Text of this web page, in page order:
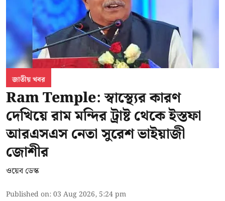
জাতীয় খবর
Ram Temple: স্বাস্থ্যের কারণ
দেখিয়ে রাম মন্দির ট্রাষ্ট থেকে ইস্তফা
আরএসএস নেতা সুরেশ ভাইয়াজী
জোশীর
ওয়েব ডেস্ক
Published on:03 Aug 2026, 5:24 pm